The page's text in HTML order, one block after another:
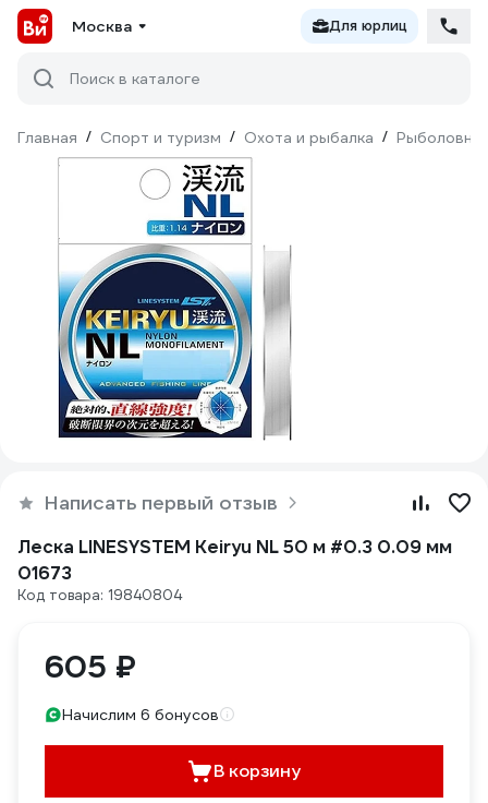
Москва Для юрлиц
Поиск в каталоге
Главная / Спорт и туризм / Охота и рыбалка /
Написать первый отзыв
Леска LINESYSTEM Keiryu NL 50 м #0.3 0.09 мм
01673
Код товара: 19840804
605 ₽
Начислим 6 бонусов
В корзину